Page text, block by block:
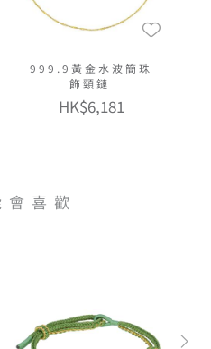
999.9黃金水波簡珠
飾頸鏈
HK$6,181
會喜歡